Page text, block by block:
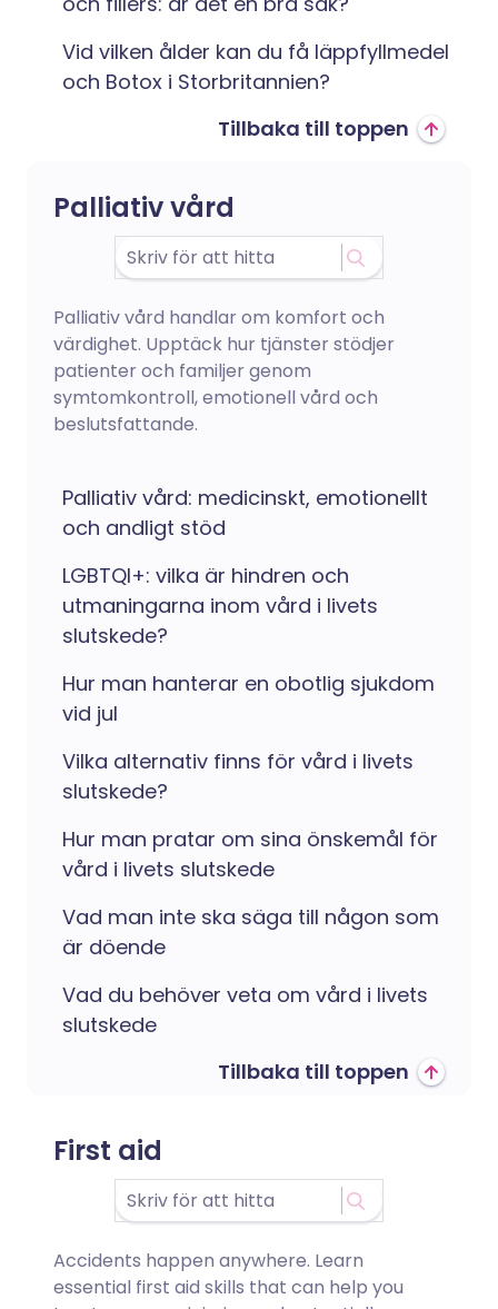
Vid vilken ålder kan du få läppfyllmedel
och Botox i Storbritannien?
Tillbaka till toppen
Palliativ vård
Palliativ vård handlar om komfort och
värdighet. Upptäck hur tjänster stödjer
patienter och familjer genom
symtomkontroll, emotionell vård och
beslutsfattande.
Palliativ vård: medicinskt, emotionellt
och andligt stöd
LGBTQI+: vilka är hindren och
utmaningarna inom vård i livets
slutskede?
Hur man hanterar en obotlig sjukdom
vid jul
Vilka alternativ finns för vård i livets
slutskede?
Hur man pratar om sina önskemål för
vård i livets slutskede
Vad man inte ska säga till någon som
är döende
Vad du behöver veta om vård i livets
slutskede
Tillbaka till toppen
First aid
Accidents happen anywhere. Learn
essential first aid skills that can help you